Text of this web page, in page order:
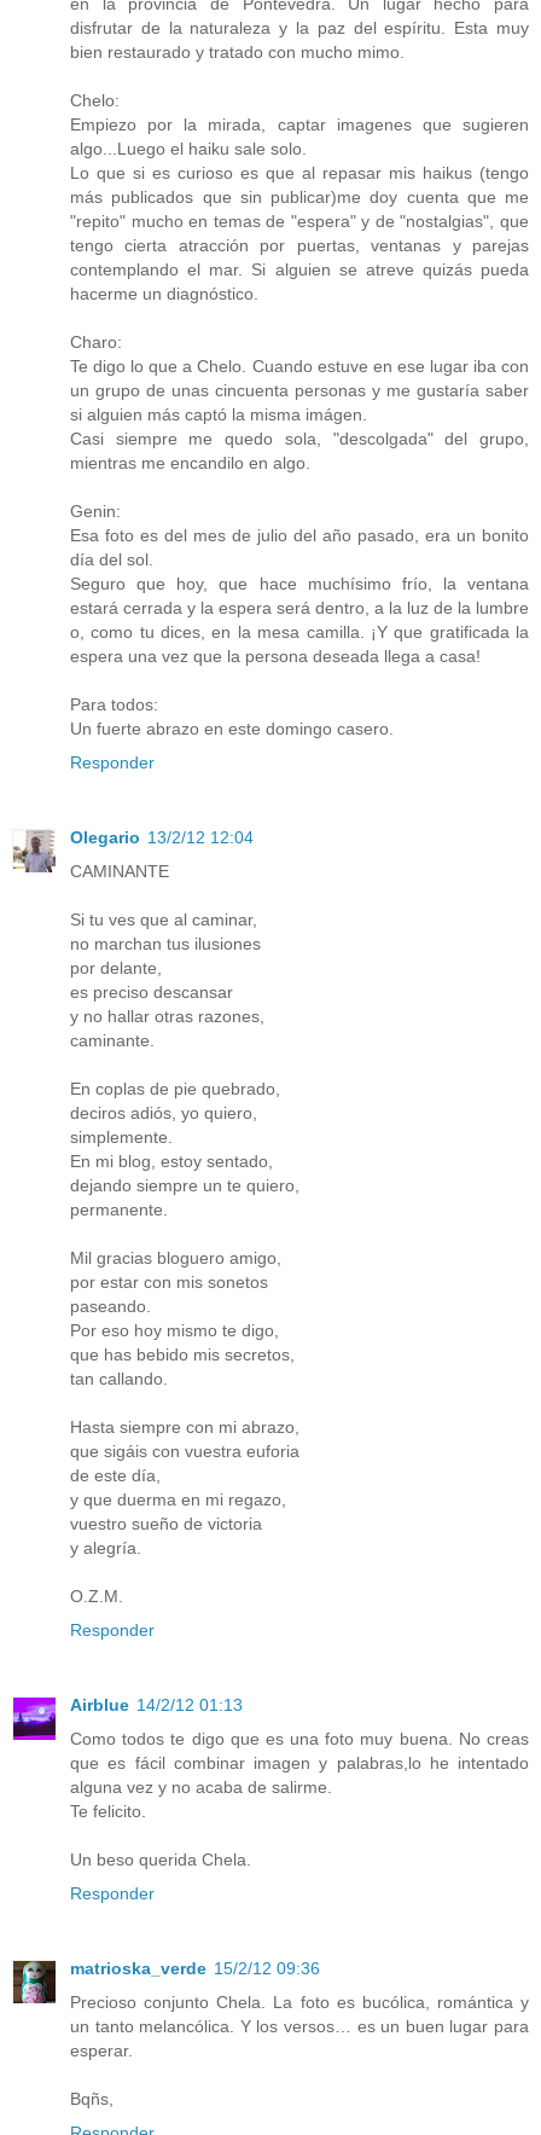
disfrutar de la naturaleza y la paz del espíritu. Esta muy
bien restaurado y tratado con mucho mimo.
Chelo:
Empiezo por la mirada, captar imagenes que sugieren
algo...Luego el haiku sale solo.
Lo que si es curioso es que al repasar mis haikus (tengo
más publicados que sin publicar)me doy cuenta que me
"repito" mucho en temas de "espera" y de "nostalgias", que
tengo cierta atracción por puertas, ventanas y parejas
contemplando el mar. Si alguien se atreve quizás pueda
hacerme un diagnóstico.
Charo:
Te digo lo que a Chelo. Cuando estuve en ese lugar iba con
un grupo de unas cincuenta personas y me gustaría saber
si alguien más captó la misma imágen.
Casi siempre me quedo sola, "descolgada" del grupo,
mientras me encandilo en algo.
Genin:
Esa foto es del mes de julio del año pasado, era un bonito
día del sol.
Seguro que hoy, que hace muchísimo frío, la ventana
estará cerrada y la espera será dentro, a la luz de la lumbre
o, como tu dices, en la mesa camilla. ¡Y que gratificada la
espera una vez que la persona deseada llega a casa!
Para todos:
Un fuerte abrazo en este domingo casero.
Responder
Olegario 13/2/12 12:04
CAMINANTE
Si tu ves que al caminar,
no marchan tus ilusiones
por delante,
es preciso descansar
y no hallar otras razones,
caminante.
En coplas de pie quebrado,
deciros adiós, yo quiero,
simplemente.
En mi blog, estoy sentado,
dejando siempre un te quiero,
permanente.
Mil gracias bloguero amigo,
por estar con mis sonetos
paseando.
Por eso hoy mismo te digo,
que has bebido mis secretos,
tan callando.
Hasta siempre con mi abrazo,
que sigáis con vuestra euforia
de este día,
y que duerma en mi regazo,
vuestro sueño de victoria
y alegría.
O.Z.M.
Responder
Airblue 14/2/12 01:13
Como todos te digo que es una foto muy buena. No creas
que es fácil combinar imagen y palabras,lo he intentado
alguna vez y no acaba de salirme.
Te felicito.
Un beso querida Chela.
Responder
matrioska_verde 15/2/12 09:36
Precioso conjunto Chela. La foto es bucólica, romántica y
un tanto melancólica. Y los versos… es un buen lugar para
esperar.
Bqñs,